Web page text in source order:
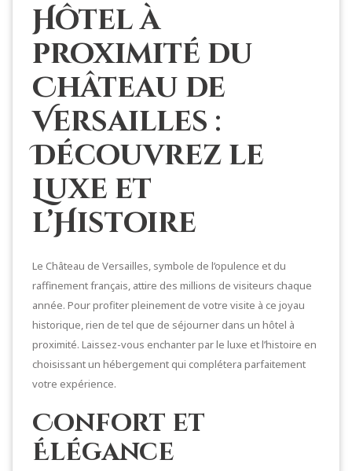
Hôtel à
proximité du
Château de
Versailles :
Découvrez le
Luxe et
l’Histoire
Le Château de Versailles, symbole de l’opulence et du
raffinement français, attire des millions de visiteurs chaque
année. Pour profiter pleinement de votre visite à ce joyau
historique, rien de tel que de séjourner dans un hôtel à
proximité. Laissez-vous enchanter par le luxe et l’histoire en
choisissant un hébergement qui complétera parfaitement
votre expérience.
Confort et
Élégance